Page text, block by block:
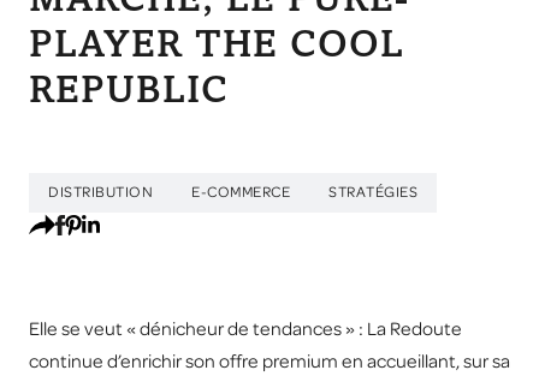
PLAYER THE COOL
REPUBLIC
DISTRIBUTION E-COMMERCE STRATÉGIES
Elle se veut « dénicheur de tendances » : La Redoute
continue d’enrichir son offre premium en accueillant, sur sa